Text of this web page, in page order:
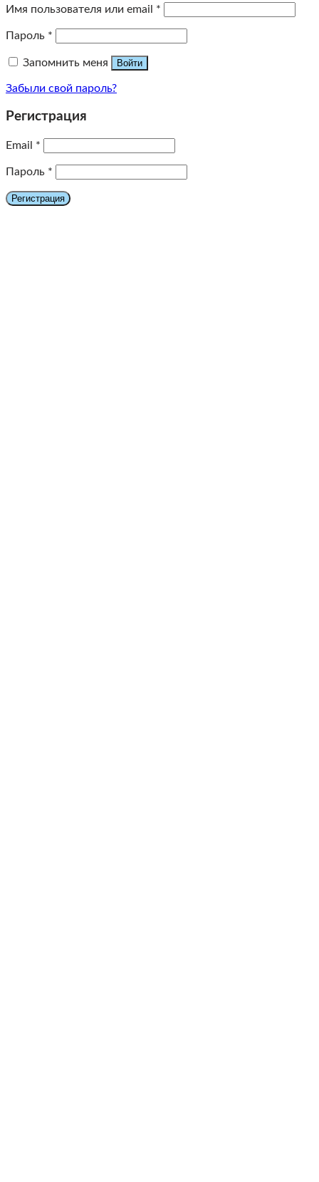
Имя пользователя или email *
Пароль *
Запомнить меня Войти
Забыли свой пароль?
Регистрация
Email *
Пароль *
Регистрация